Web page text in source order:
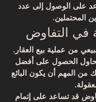
على الوصول إلى عدد
المحتملين.
من عملية بيع العقار.
الحصول على أفضل
المهم أن يكون البائع
قد تساعد على إتمام